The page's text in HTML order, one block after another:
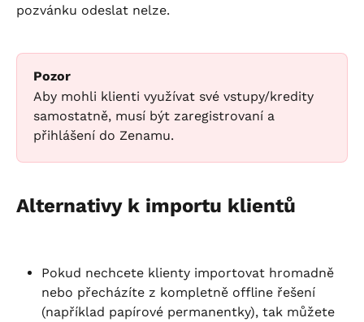
pozvánku odeslat nelze.
Pozor
Aby mohli klienti využívat své vstupy/kredity
samostatně, musí být zaregistrovaní a
přihlášení do Zenamu.
Alternativy k importu klientů
Pokud nechcete klienty importovat hromadně
nebo přecházíte z kompletně offline řešení
(například papírové permanentky), tak můžete